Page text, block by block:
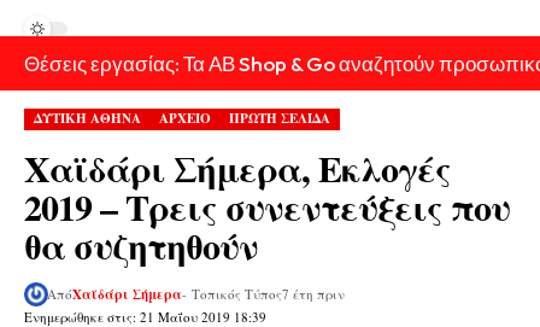
Θέσεις εργασίας: Τα ΑΒ Shop & Go αναζητούν
ΔΥΤΙΚΗ ΑΘΗΝΑ ΑΡΧΕΙΟ ΠΡΩΤΗ ΣΕΛΙΔΑ
Χαϊδάρι Σήμερα, Εκλογές
2019 – Τρεις συνεντεύξεις που
θα συζητηθούν
Ενημερώθηκε στις: 21 Μαΐου 2019 18:39
ΑπόΧαϊδάρι Σήμερα- Τοπικός Τύπος7 έτη πριν